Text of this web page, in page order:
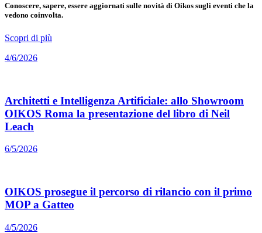
Conoscere, sapere, essere aggiornati sulle novità di Oikos sugli eventi che la
vedono coinvolta.
Scopri di più
4/6/2026
Architetti e Intelligenza Artificiale: allo Showroom
OIKOS Roma la presentazione del libro di Neil
Leach
6/5/2026
OIKOS prosegue il percorso di rilancio con il primo
MOP a Gatteo
4/5/2026